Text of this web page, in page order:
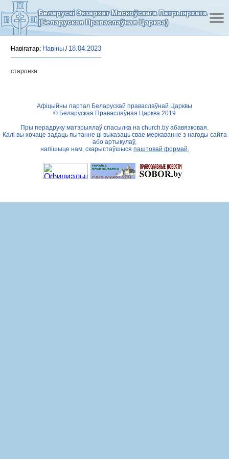
Беларускі Экзархат Маскоўскага Патрыярхата
(Беларуская Праваслаўная Царква)
Навігатар: Навіны / 18.04.2023
старонка:
Афіцыйны партал Беларускай праваслаўнай Царквы
© Беларуская Праваслаўная Царква 2019
Пры перадруку матэрыялаў спасылка на church.by абавязковая.
Калі вы хочаце задаць пытанне ці выказаць свае меркаванне з нагоды сайта
або артыкулаў,
напішыце нам, скарыстаўшыся паштовай формай.